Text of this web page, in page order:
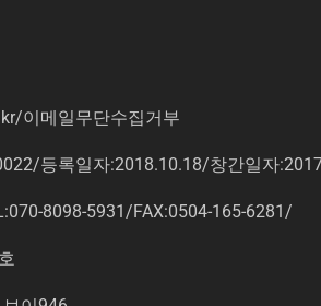
/이메일무단수집거부
등록일자:2018.10.18/창간일자
8098-5931/FAX:0504-165-6281/